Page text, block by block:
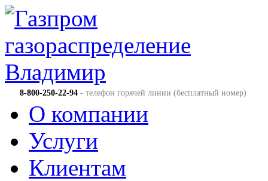
8-800-250-22-94 - телефон горячей линии (бесплатный номер)
О компании
Услуги
Клиентам